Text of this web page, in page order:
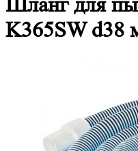
Шланг для
K365SW d38